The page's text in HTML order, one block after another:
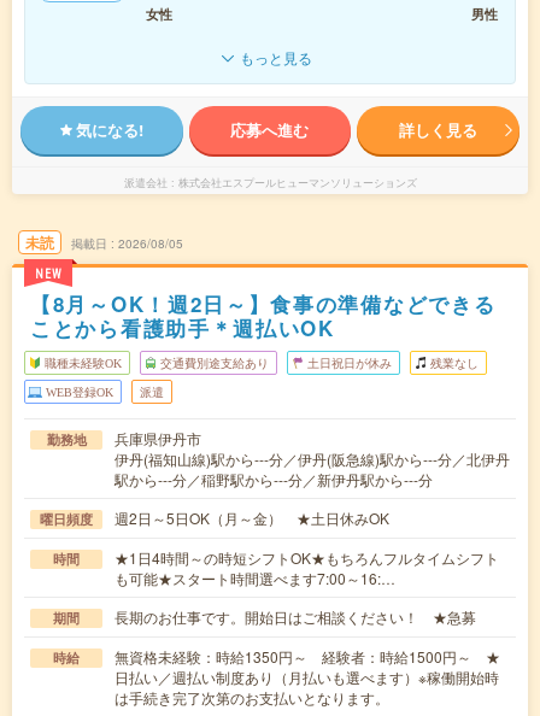
女性
男性
もっと見る
気になる! 応募へ進む 詳しく見る
派遣会社 株式会社エスプールヒューマンソリューションズ
未読
NEW
掲載日 2026/08/05
【8月～OK！週2日～】食事の準備などできる
ことから看護助手＊週払いOK
職種未経験OK 交通費別途支給あり 土日祝日が休み 残業なし
WEB登録OK 派遣
勤務地
兵庫県伊丹市
伊丹(福知山線)駅から---分／伊丹(阪急線)駅から---分／北伊丹
駅から---分／稲野駅から---分／新伊丹駅から---分
曜日頻度 週2日～5日OK（月～金） ★土日休みOK
時間
★1日4時間～の時短シフトOK★もちろんフルタイムシフト
も可能★スタート時間選べます7:00～16:…
期間 長期のお仕事です。開始日はご相談ください！ ★急募
時給
無資格未経験：時給1350円～ 経験者：時給1500円～ ★
日払い／週払い制度あり（月払いも選べます）※稼働開始時
は手続き完了次第のお支払いとなります。